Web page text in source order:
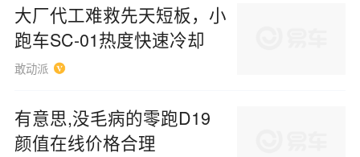
大厂代工难救先天短板，小
跑车SC-01热度快速冷却
敢动派
有意思,没毛病的零跑D19
颜值在线价格合理